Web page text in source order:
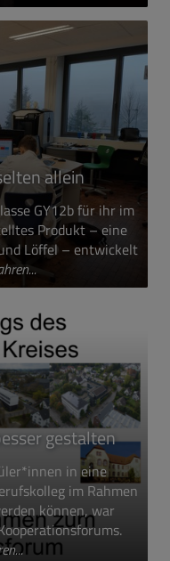
allein
GY12b für ihr im
Produkt – eine
Löffel – entwickelt
gestalten
in eine
im Rahmen
können, war